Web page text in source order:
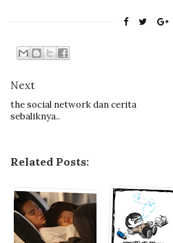
Next
the social network dan cerita
sebaliknya..
Related Posts: